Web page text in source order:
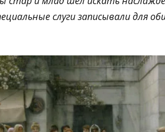
слуги записывали для